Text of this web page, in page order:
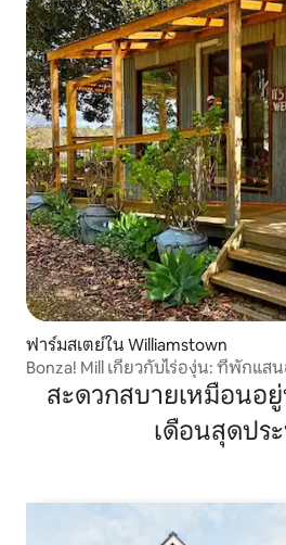
ฟาร์มสเตย์ใน Williamstown
Bonza! Mill เกี่ยวกับไร่องุ่น: ที่พักแส
สะดวกสบายเหมือนอ
เดือนสุดปร